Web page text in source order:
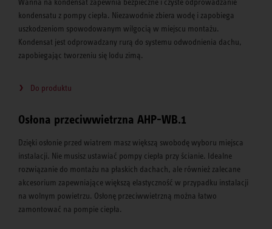
Wanna na kondensat zapewnia bezpieczne i czyste odprowadzanie
kondensatu z pompy ciepła. Niezawodnie zbiera wodę i zapobiega
uszkodzeniom spowodowanym wilgocią w miejscu montażu.
Kondensat jest odprowadzany rurą do systemu odwodnienia dachu,
zapobiegając tworzeniu się lodu zimą.
Do produktu
Osłona przeciwwietrzna AHP-WB.1
Dzięki osłonie przed wiatrem masz większą swobodę wyboru miejsca
instalacji. Nie musisz ustawiać pompy ciepła przy ścianie. Idealne
rozwiązanie do montażu na płaskich dachach, ale również zalecane
akcesorium zapewniające większą elastyczność w przypadku instalacji
na wolnym powietrzu. Osłonę przeciwwietrzną można łatwo
zamontować na pompie ciepła.